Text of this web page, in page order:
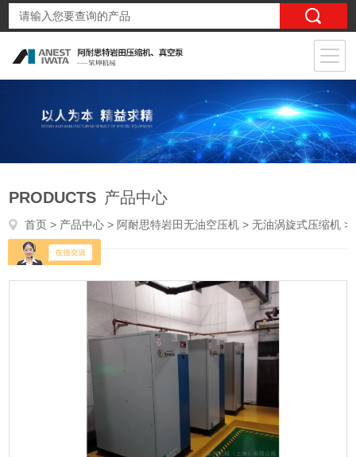
PRODUCTS 产品中心
首页 > 产品中心 > 阿耐思特岩田无油空压机 >无油涡旋式压缩机 > SLPJ-110B11kwSLPJ-110B医用实验室无油涡旋式空压机11KW